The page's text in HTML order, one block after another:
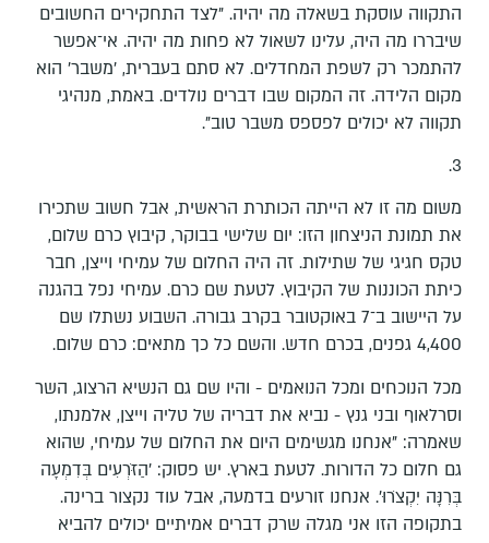
התקווה עוסקת בשאלה מה יהיה. "לצד התחקירים החשובים
שיבררו מה היה, עלינו לשאול לא פחות מה יהיה. אי־אפשר
להתמכר רק לשפת המחדלים. לא סתם בעברית, 'משבר' הוא
מקום הלידה. זה המקום שבו דברים נולדים. באמת, מנהיגי
תקווה לא יכולים לפספס משבר טוב".
3.
משום מה זו לא הייתה הכותרת הראשית, אבל חשוב שתכירו
את תמונת הניצחון הזו: יום שלישי בבוקר, קיבוץ כרם שלום,
טקס חגיגי של שתילות. זה היה החלום של עמיחי וייצן, חבר
כיתת הכוננות של הקיבוץ. לטעת שם כרם. עמיחי נפל בהגנה
על היישוב ב־7 באוקטובר בקרב גבורה. השבוע נשתלו שם
4,400 גפנים, בכרם חדש. והשם כל כך מתאים: כרם שלום.
מכל הנוכחים ומכל הנואמים - והיו שם גם הנשיא הרצוג, השר
וסרלאוף ובני גנץ - נביא את דבריה של טליה וייצן, אלמנתו,
שאמרה: "אנחנו מגשימים היום את החלום של עמיחי, שהוא
גם חלום כל הדורות. לטעת בארץ. יש פסוק: 'הַזֹּרְעִים בְּדִמְעָה
בְּרִנָּה יִקְצֹרוּ'. אנחנו זורעים בדמעה, אבל עוד נקצור ברינה.
בתקופה הזו אני מגלה שרק דברים אמיתיים יכולים להביא